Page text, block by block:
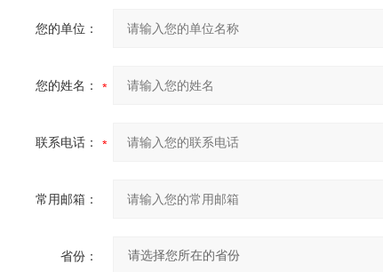
您的单位：
您的姓名：
联系电话：
常用邮箱：
省份：